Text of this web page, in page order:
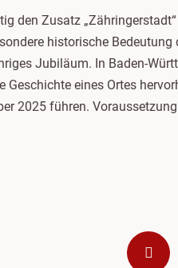
den Zusatz
historische
Jubiläum. In Baden-
Geschichte eines Ortes
2025 führen.